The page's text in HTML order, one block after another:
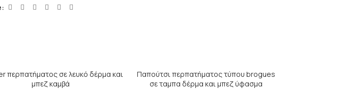
περπατήματος σε λευκό δέρμα και
μπεζ καμβά
Παπούτσι περπατήματος τύπου brogues
σε ταμπα δέρμα και μπεζ ύφασμα